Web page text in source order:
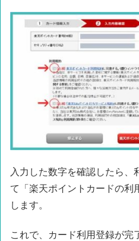
入力した数字を確認したら
て「楽天ポイントカードの利
します。
これで、カード利用登録が完